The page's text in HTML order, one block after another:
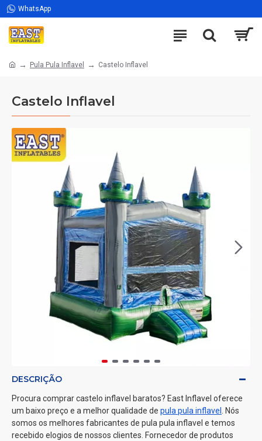
WhatsApp
Pula Pula Inflavel Castelo Inflavel
Castelo Inflavel
DESCRIÇÃO
Procura comprar castelo inflavel baratos? East Inflavel oferece
um baixo preço e a melhor qualidade de pula pula inflavel
. Nós
somos os melhores fabricantes de pula pula inflavel e temos
recebido elogios de nossos clientes. Fornecedor de produtos